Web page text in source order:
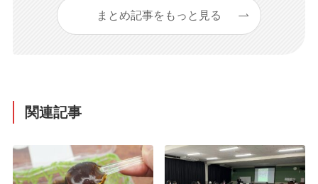
まとめ記事をもっと見る
関連記事